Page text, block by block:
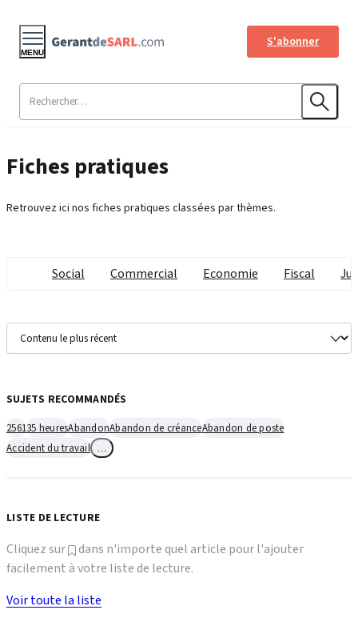
S'abonner
MENU
Fiches pratiques
Retrouvez ici nos fiches pratiques classées par thèmes.
Social Commercial Economie Fiscal
SUJETS RECOMMANDÉS
256135 heuresAbandonAbandon de créanceAbandon de poste
Accident du travail
LISTE DE LECTURE
Cliquez sur
dans n'importe quel article pour l'ajouter
facilement à votre liste de lecture.
Voir toute la liste